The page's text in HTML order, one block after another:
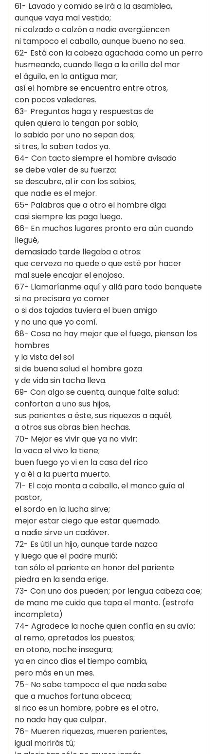
61- Lavado y comido se irá a la asamblea,
aunque vaya mal vestido;
ni calzado o calzón a nadie avergüencen
ni tampoco el caballo, aunque bueno no sea.
62- Está con la cabeza agachada como un perro
husmeando, cuando llega a la orilla del mar
el águila, en la antigua mar;
así el hombre se encuentra entre otros,
con pocos valedores.
63- Preguntas haga y respuestas de
quien quiera lo tengan por sabio;
lo sabido por uno no sepan dos;
si tres, lo saben todos ya.
64- Con tacto siempre el hombre avisado
se debe valer de su fuerza:
se descubre, al ir con los sabios,
que nadie es el mejor.
65- Palabras que a otro el hombre diga
casi siempre las paga luego.
66- En muchos lugares pronto era aún cuando
llegué,
demasiado tarde llegaba a otros:
que cerveza no quede o que esté por hacer
mal suele encajar el enojoso.
67- Llamaríanme aquí y allá para todo banquete
si no precisara yo comer
o si dos tajadas tuviera el buen amigo
y no una que yo comí.
68- Cosa no hay mejor que el fuego, piensan los
hombres
y la vista del sol
si de buena salud el hombre goza
y de vida sin tacha lleva.
69- Con algo se cuenta, aunque falte salud:
confortan a uno sus hijos,
sus parientes a éste, sus riquezas a aquél,
a otros sus obras bien hechas.
70- Mejor es vivir que ya no vivir:
la vaca el vivo la tiene;
buen fuego yo vi en la casa del rico
y a él a la puerta muerto.
71- El cojo monta a caballo, el manco guía al
pastor,
el sordo en la lucha sirve;
mejor estar ciego que estar quemado.
a nadie sirve un cadáver.
72- Es útil un hijo, aunque tarde nazca
y luego que el padre murió;
tan sólo el pariente en honor del pariente
piedra en la senda erige.
73- Con uno dos pueden; por lengua cabeza cae;
de mano me cuido que tapa el manto. (estrofa
incompleta)
74- Agradece la noche quien confía en su avío;
al remo, apretados los puestos;
en otoño, noche insegura;
ya en cinco días el tiempo cambia,
pero más en un mes.
75- No sabe tampoco el que nada sabe
que a muchos fortuna obceca;
si rico es un hombre, pobre es el otro,
no nada hay que culpar.
76- Mueren riquezas, mueren parientes,
igual morirás tú;